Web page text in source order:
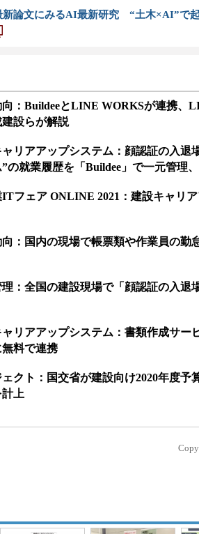
新論文にみるAI最新研究 “土木×AI”で
：BuildeeとLINE WORKSが連携、
建設らが解説
リアアップシステム：顔認証の入退
”の就業履歴を「Buildee」で一元管理
フェア ONLINE 2021：建設キャリ
向：国内の現場で帳票類や作業員の勤
：全国の建設現場で「顔認証の入退
リアアップシステム：書類作成サー
無料で連携
クト：国交省が建設向け2020年度予
上